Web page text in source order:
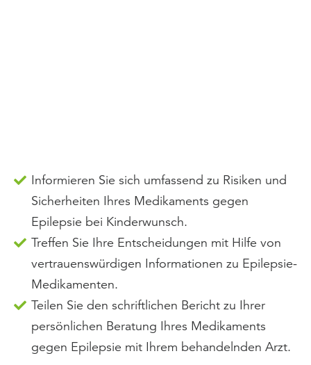
Informieren Sie sich umfassend zu Risiken und
Sicherheiten Ihres Medikaments gegen
Epilepsie bei Kinderwunsch.
Treffen Sie Ihre Entscheidungen mit Hilfe von
vertrauenswürdigen Informationen zu Epilepsie-
Medikamenten.
Teilen Sie den schriftlichen Bericht zu Ihrer
persönlichen Beratung Ihres Medikaments
gegen Epilepsie mit Ihrem behandelnden Arzt.